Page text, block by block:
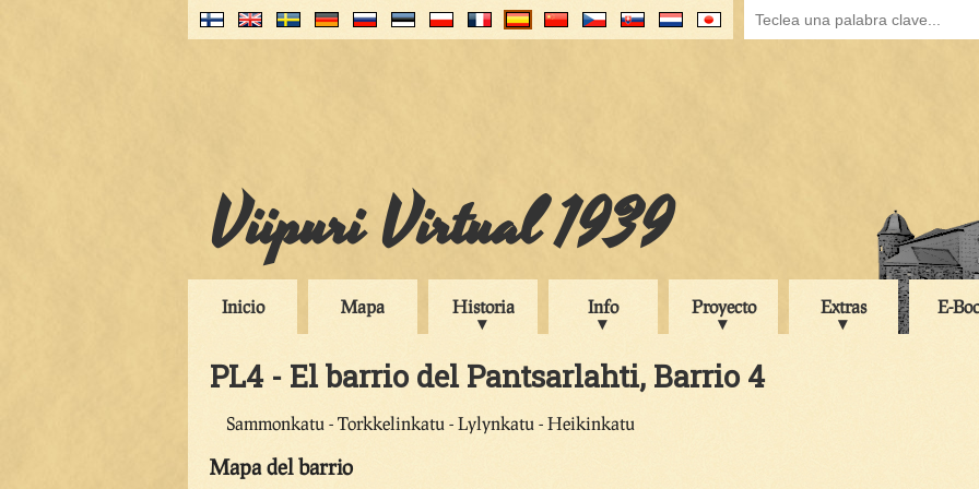
Viipuri Virtual 1939
Inicio Mapa Historia Info Proyecto Extras E-
PL4 - El barrio del Pantsarlahti, Barrio 4
Sammonkatu - Torkkelinkatu - Lylynkatu - Heikinkatu
Mapa del barrio